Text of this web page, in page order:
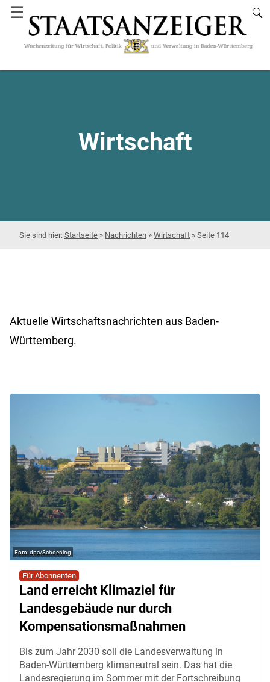
☰
Wirtschaft
Startseite » Nachrichten » Wirtschaft » Seite 114
Aktuelle Wirtschaftsnachrichten aus Baden-
Württemberg.
dpa/Schoening
Für Abonnenten
Land erreicht Klimaziel für
Landesgebäude nur durch
Kompensationsmaßnahmen
Bis zum Jahr 2030 soll die Landesverwaltung in
Baden-Württemberg klimaneutral sein. Das hat die
Landesregierung im Sommer mit der Fortschreibung